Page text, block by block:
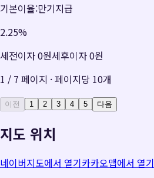
기본이율:만기지급
2.25%
세전이자0원세후이자0원
1 / 7 페이지 · 페이지당 10개
이전 1 2 3 4 5 다음
지도 위치
네이버지도에서 열기카카오맵에서 열기